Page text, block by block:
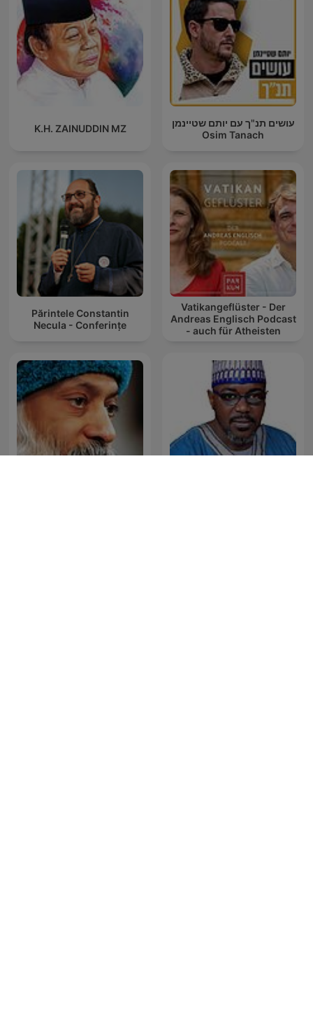
K.H. ZAINUDDIN MZ
עושים תנ"ך עם יותם שטיינמן
Osim Tanach
Părintele Constantin
Necula - Conferințe
Vatikangeflüster - Der
Andreas Englisch Podcast
- auch für Atheisten